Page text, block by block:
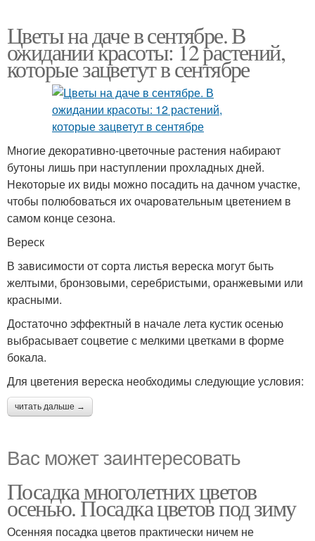
Цветы на даче в сентябре. В
ожидании красоты: 12 растений,
которые зацветут в сентябре
Многие декоративно-цветочные растения набирают
бутоны лишь при наступлении прохладных дней.
Некоторые их виды можно посадить на дачном участке,
чтобы полюбоваться их очаровательным цветением в
самом конце сезона.
Вереск
В зависимости от сорта листья вереска могут быть
желтыми, бронзовыми, серебристыми, оранжевыми или
красными.
Достаточно эффектный в начале лета кустик осенью
выбрасывает соцветие с мелкими цветками в форме
бокала.
Для цветения вереска необходимы следующие условия:
читать дальше →
Вас может заинтересовать
Посадка многолетних цветов
осенью. Посадка цветов под зиму
Осенняя посадка цветов практически ничем не